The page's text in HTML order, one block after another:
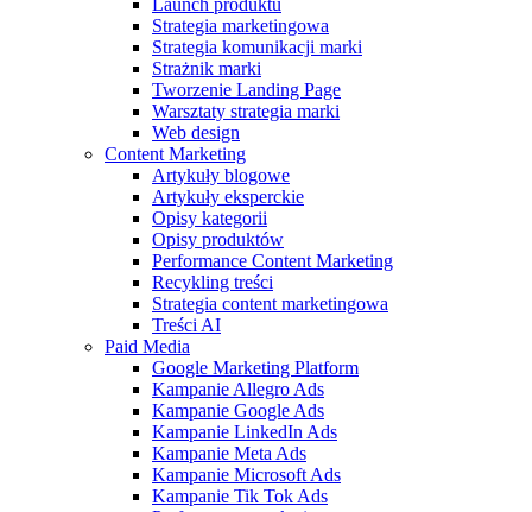
Launch produktu
Strategia marketingowa
Strategia komunikacji marki
Strażnik marki
Tworzenie Landing Page
Warsztaty strategia marki
Web design
Content Marketing
Artykuły blogowe
Artykuły eksperckie
Opisy kategorii
Opisy produktów
Performance Content Marketing
Recykling treści
Strategia content marketingowa
Treści AI
Paid Media
Google Marketing Platform
Kampanie Allegro Ads
Kampanie Google Ads
Kampanie LinkedIn Ads
Kampanie Meta Ads
Kampanie Microsoft Ads
Kampanie Tik Tok Ads